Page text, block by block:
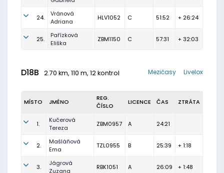
24.
Vránová
Adriana
HLV1052 C 51:52 + 26:24
25.
Pařízková
Eliška
ZBM1150 C 57:31 + 32:03
D18B 2.70 km, 110 m, 12 kontrol Livelox
Mezičasy
MÍSTO JMÉNO
REG.
ČÍSLO
LICENCE ČAS ZTRÁTA
1.
Kučerová
Tereza
ZBM0957 A 24:21
2.
Mašláňová
Ema
TZL0955 B 25:39 + 1:18
3.
Jágrová
Zuzana
RBK1051 A 26:09 + 1:48